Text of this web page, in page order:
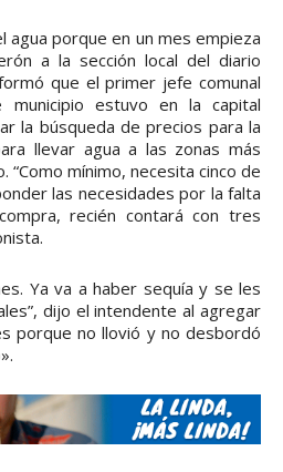
agua porque en un mes empieza
a la sección local del diario
que el primer jefe comunal
municipio estuvo en la capital
la búsqueda de precios para la
llevar agua a las zonas más
“Como mínimo, necesita cinco de
las necesidades por la falta
recién contará con tres
Ya va a haber sequía y se les
dijo el intendente al agregar
porque no llovió y no desbordó